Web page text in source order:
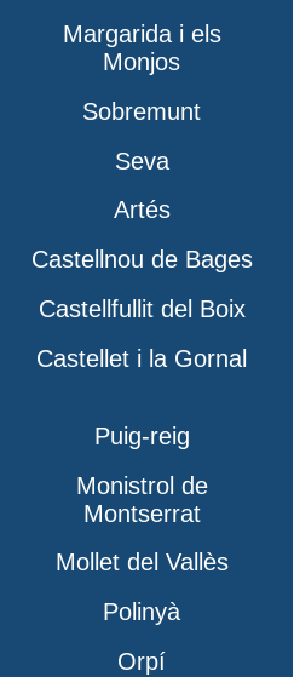
Margarida i els
Monjos
Sobremunt
Seva
Artés
Castellnou de Bages
Castellfullit del Boix
Castellet i la Gornal
Puig-reig
Monistrol de
Montserrat
Mollet del Vallès
Polinyà
Orpí